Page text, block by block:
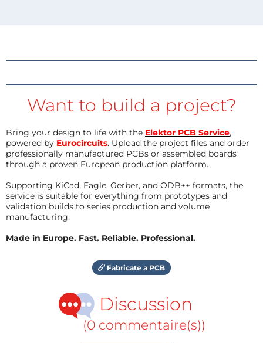
Want to build a project?
Bring your design to life with the Elektor PCB Service,
powered by Eurocircuits. Upload the project files and order
professionally manufactured PCBs or assembled boards
through a proven European production platform.
Supporting KiCad, Eagle, Gerber, and ODB++ formats, the
service is suitable for everything from prototypes and
validation builds to series production and volume
manufacturing.
Made in Europe. Fast. Reliable. Professional.
Fabricate a PCB
Discussion
(0 commentaire(s))